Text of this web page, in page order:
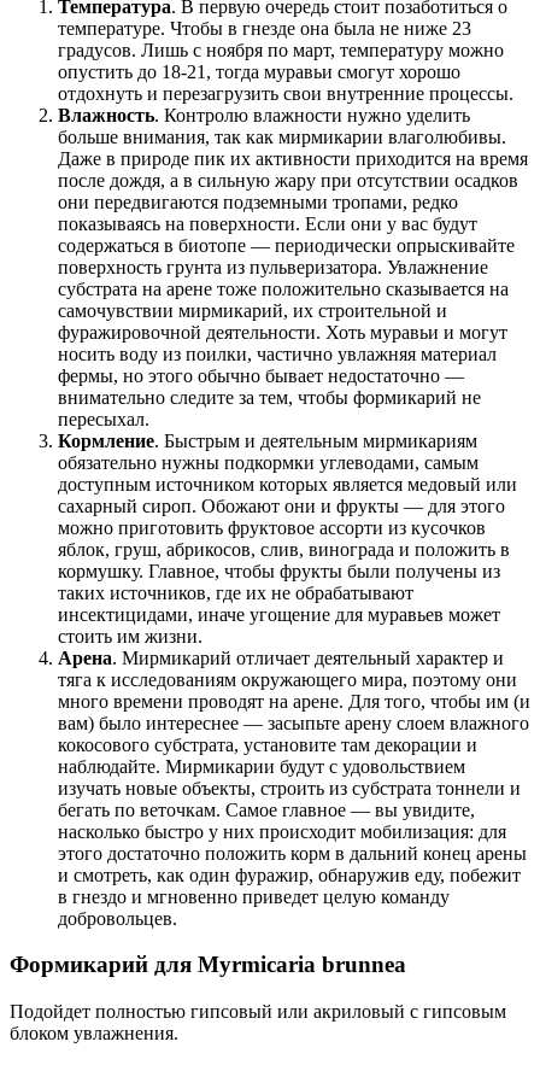
Температура. В первую очередь стоит позаботиться о
температуре. Чтобы в гнезде она была не ниже 23
градусов. Лишь с ноября по март, температуру можно
опустить до 18-21, тогда муравьи смогут хорошо
отдохнуть и перезагрузить свои внутренние процессы.
Влажность. Контролю влажности нужно уделить
больше внимания, так как мирмикарии влаголюбивы.
Даже в природе пик их активности приходится на время
после дождя, а в сильную жару при отсутствии осадков
они передвигаются подземными тропами, редко
показываясь на поверхности. Если они у вас будут
содержаться в биотопе — периодически опрыскивайте
поверхность грунта из пульверизатора. Увлажнение
субстрата на арене тоже положительно сказывается на
самочувствии мирмикарий, их строительной и
фуражировочной деятельности. Хоть муравьи и могут
носить воду из поилки, частично увлажняя материал
фермы, но этого обычно бывает недостаточно —
внимательно следите за тем, чтобы формикарий не
пересыхал.
Кормление. Быстрым и деятельным мирмикариям
обязательно нужны подкормки углеводами, самым
доступным источником которых является медовый или
сахарный сироп. Обожают они и фрукты — для этого
можно приготовить фруктовое ассорти из кусочков
яблок, груш, абрикосов, слив, винограда и положить в
кормушку. Главное, чтобы фрукты были получены из
таких источников, где их не обрабатывают
инсектицидами, иначе угощение для муравьев может
стоить им жизни.
Арена. Мирмикарий отличает деятельный характер и
тяга к исследованиям окружающего мира, поэтому они
много времени проводят на арене. Для того, чтобы им (и
вам) было интереснее — засыпьте арену слоем влажного
кокосового субстрата, установите там декорации и
наблюдайте. Мирмикарии будут с удовольствием
изучать новые объекты, строить из субстрата тоннели и
бегать по веточкам. Самое главное — вы увидите,
насколько быстро у них происходит мобилизация: для
этого достаточно положить корм в дальний конец арены
и смотреть, как один фуражир, обнаружив еду, побежит
в гнездо и мгновенно приведет целую команду
добровольцев.
Формикарий для Myrmicaria brunnea
Подойдет полностью гипсовый или акриловый с гипсовым
блоком увлажнения.